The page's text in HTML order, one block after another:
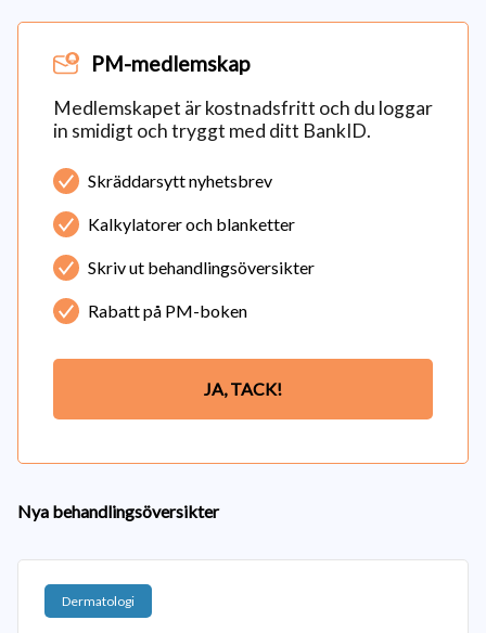
PM-medlemskap
Medlemskapet är kostnadsfritt och du loggar
in smidigt och tryggt med ditt BankID.
Skräddarsytt nyhetsbrev
Kalkylatorer och blanketter
Skriv ut behandlingsöversikter
Rabatt på PM-boken
JA, TACK!
Nya behandlingsöversikter
Dermatologi